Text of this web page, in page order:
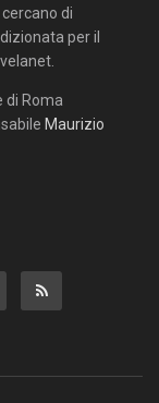
di
per il
di Roma
Maurizio